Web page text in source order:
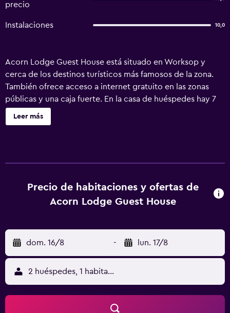
precio
Instalaciones 10,0
Acorn Lodge Guest House está situado en Worksop y
cerca de los destinos turísticos más famosos de la zona.
También ofrece acceso a internet gratuito en las zonas
públicas y una caja fuerte. En la casa de huéspedes hay 7
habitaciones de estilo acogedor, y todas ellas ofrecen lo
esencial para una estancia cómoda. Aquellos interesados
Leer más
Precio de habitaciones y ofertas de
Acorn Lodge Guest House
dom. 16/8 - lun. 17/8
2 huéspedes, 1 habitación